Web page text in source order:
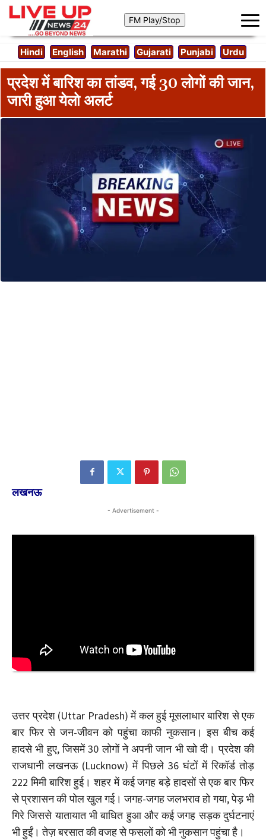
Hindi English Marathi Gujarati Punjabi Urdu
प्रदेश में बारिश का तांडव, गई 30 लोगों की जान,
जारी हुआ येलो अलर्ट
लखनऊ
- Advertisement -
उत्तर प्रदेश (Uttar Pradesh) में कल हुई मूसलाधार बारिश से एक
बार फिर से जन-जीवन को पहुंचा काफी नुकसान। इस बीच कई
हादसे भी हुए, जिसमें 30 लोगों ने अपनी जान भी खो दी। प्रदेश की
राजधानी लखनऊ (Lucknow) में पिछले 36 घंटों में रिकॉर्ड तोड़
222 मिमी बारिश हुई। शहर में कई जगह बड़े हादसों से एक बार फिर
से प्रशासन की पोल खुल गई। जगह-जगह जलभराव हो गया, पेड़ भी
गिरे जिससे यातायात भी बाधित हुआ और कई जगह सड़क दुर्घटनाएं
भी हुईं। तेज़ बरसात की वजह से फसलों को भी नुकसान पहुंचा है।